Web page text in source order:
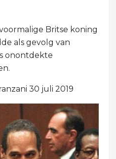
Britse koning
als gevolg van
onontdekte
30 juli 2019